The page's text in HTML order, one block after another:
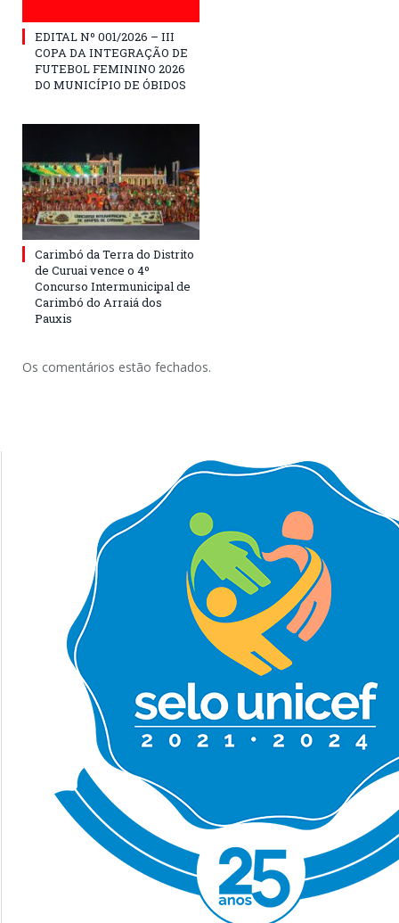
EDITAL Nº 001/2026 – III
COPA DA INTEGRAÇÃO DE
FUTEBOL FEMININO 2026
DO MUNICÍPIO DE ÓBIDOS
Carimbó da Terra do Distrito
de Curuai vence o 4º
Concurso Intermunicipal de
Carimbó do Arraiá dos
Pauxis
Os comentários estão fechados.